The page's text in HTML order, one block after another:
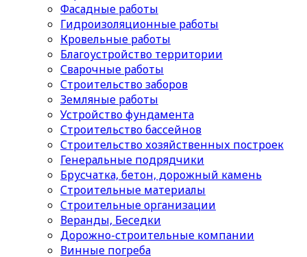
Фасадные работы
Гидроизоляционные работы
Кровельные работы
Благоустройство территории
Сварочные работы
Строительство заборов
Земляные работы
Устройство фундамента
Строительство бассейнов
Строительство хозяйственных построек
Генеральные подрядчики
Брусчатка, бетон, дорожный камень
Строительные материалы
Cтроительные организации
Веранды, Беседки
Дорожно-строительные компании
Винные погреба